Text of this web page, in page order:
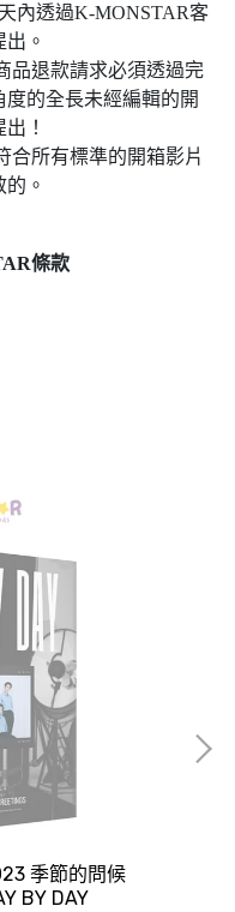
內透過K-MONSTAR客
出。
品退款請求必須透過完
度的全長未經編輯的開
！
合所有標準的開箱影片
。
條款
季節的問候
BY DAY